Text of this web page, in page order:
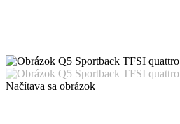
Načítava sa obrázok